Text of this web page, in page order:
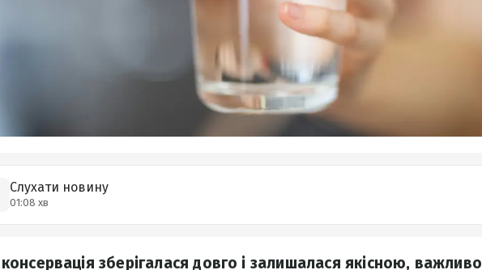
Слухати новину
01:08 хв
зберігалася довго і залишалася якісною, важливо